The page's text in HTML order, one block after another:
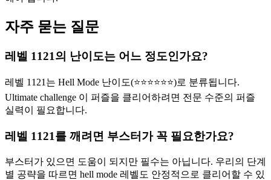
자주 묻는 질문
레벨 1121의 난이도는 어느 정도인가요?
레벨 1121는 Hell Mode 난이도(⭐⭐⭐⭐⭐⭐)로 분류됩니다.
Ultimate challenge 이 퍼즐을 클리어하려면 전문 수준의 퍼즐
실력이 필요합니다.
레벨 1121를 깨려면 부스터가 꼭 필요한가요?
부스터가 있으면 도움이 되지만 필수는 아닙니다. 우리의 단계
별 공략을 따르면 hell mode 레벨도 안정적으로 클리어할 수 있